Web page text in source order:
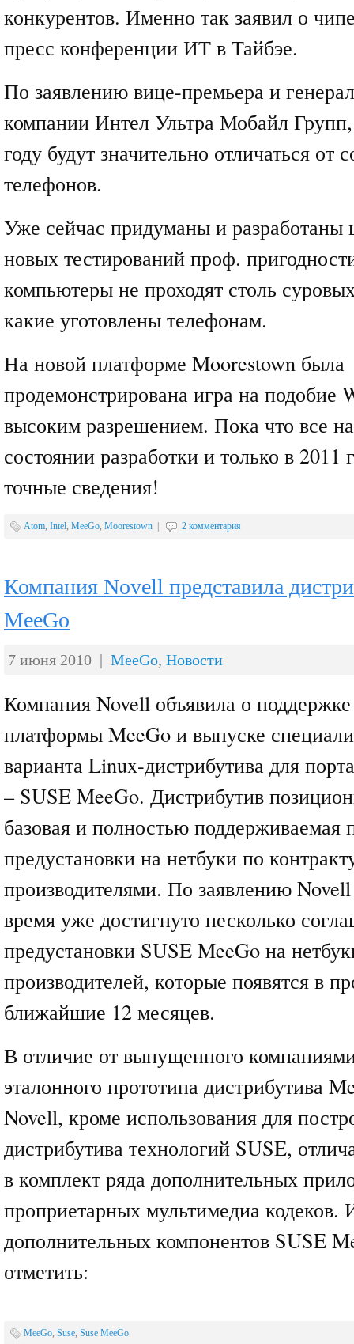
конкурентов. Именно так заявил о
пресс конференции ИТ в Тайбэе.
По заявлению вице-премьера и
компании Интел Ультра Мобайл
году будут значительно отличаться от
телефонов.
Уже сейчас придуманы и разработаны
новых тестирований проф.
компьютеры не проходят столь
какие уготовлены телефонам.
На новой платформе Moorestown была
продемонстрирована игра на подобие
высоким разрешением. Пока что все
состоянии разработки и только в 2011
точные сведения!
Atom, Intel, MeeGo, Moorestown 2 комментария
Компания Novell представила
MeeGo
7 июня 2010 | MeeGo, Новости
Компания Novell объявила о
платформы MeeGo и выпуске
варианта Linux-дистрибутива для
– SUSE MeeGo. Дистрибутив
базовая и полностью поддерживаемая
предустановки на нетбуки по
производителями. По заявлению
время уже достигнуто несколько
предустановки SUSE MeeGo на
производителей, которые появятся в
ближайшие 12 месяцев.
В отличие от выпущенного
эталонного прототипа дистрибутива
Novell, кроме использования для
дистрибутива технологий SUSE,
в комплект ряда дополнительных
проприетарных мультимедиа кодеков.
дополнительных компонентов SUSE
отметить:
MeeGo, Suse, Suse MeeGo